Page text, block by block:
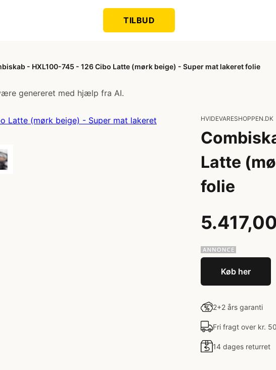
TILBUD
- HXL100-745 - 126 Cibo Latte (mørk beige) - Super mat lakeret folie
genereret med hjælp fra AI.
HVIDEVARESHOPPEN.DK
Latte
folie
Køb her
2+2 års garanti
Fri fragt over kr.
14 dages returret